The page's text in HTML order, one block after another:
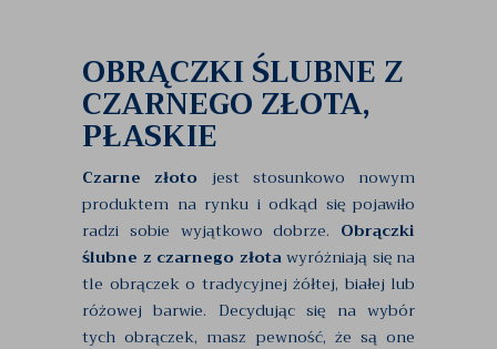
OBRĄCZKI ŚLUBNE Z
CZARNEGO ZŁOTA,
PŁASKIE
Czarne złoto jest stosunkowo nowym
produktem na rynku i odkąd się pojawiło
radzi sobie wyjątkowo dobrze. Obrączki
ślubne z czarnego złotawyróżniają się na
tle obrączek o tradycyjnej żółtej, białej lub
różowej barwie. Decydując się na wybór
tych obrączek, masz pewność, że są one